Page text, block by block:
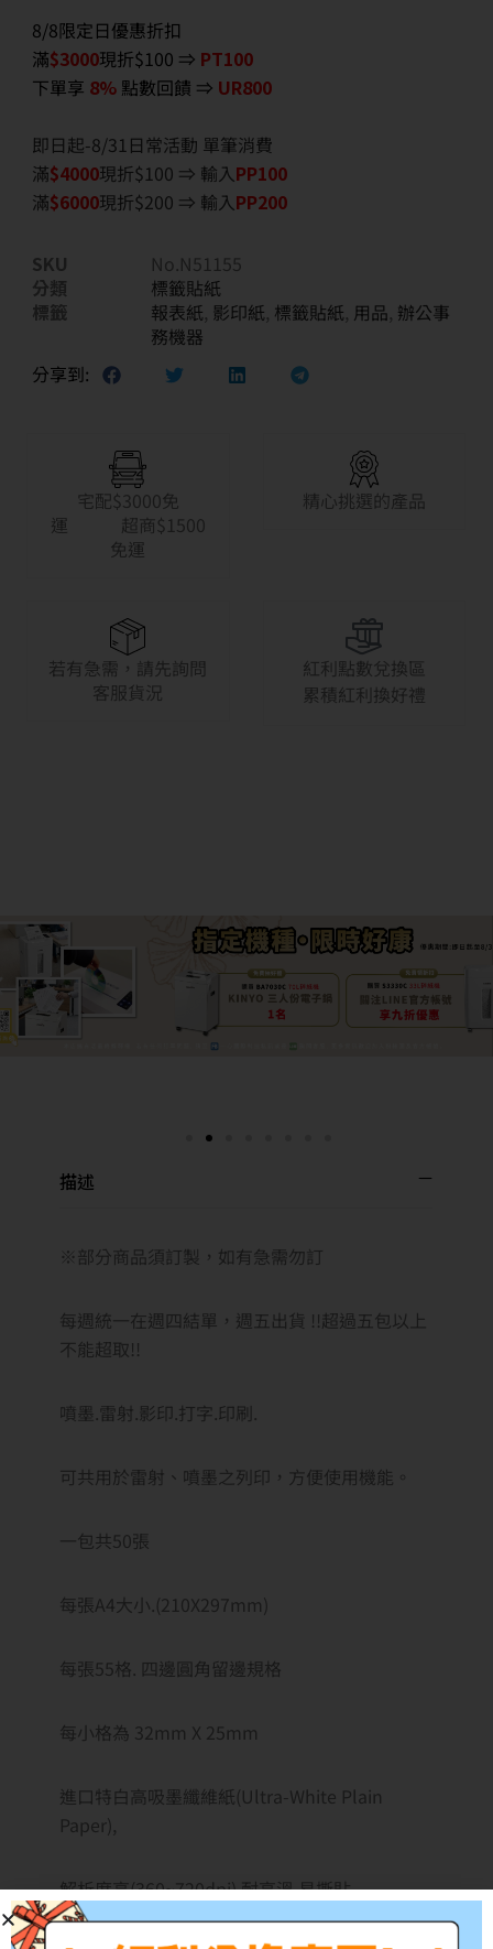
8/8限定日優惠折扣
滿$3000現折$100 ⇒ PT100
下單享 8% 點數回饋 ⇒ UR800
即日起-8/31日常活動 單筆消費
滿$4000現折$100 ⇒ 輸入PP100
滿$6000現折$200 ⇒ 輸入PP200
SKU
No.N51155
分類
標籤貼紙
標籤
報表紙, 影印紙, 標籤貼紙, 用品, 辦公事
務機器
分享到:
宅配$3000免
運 超商$1500
免運
精心挑選的產品
若有急需，請先詢問
客服貨況
紅利點數兌換區
累積紅利換好禮
描述
※部分商品須訂製，如有急需勿訂
每週統一在週四結單，週五出貨 !!超過五包以上
不能超取!!
噴墨.雷射.影印.打字.印刷.
可共用於雷射、噴墨之列印，方便使用機能。
一包共50張
每張A4大小.(210X297mm)
每張55格. 四邊圓角留邊規格
每小格為 32mm X 25mm
進口特白高吸墨纖維紙(Ultra-White Plain
Paper),
解析度高(360~720dpi),耐高溫,易撕貼